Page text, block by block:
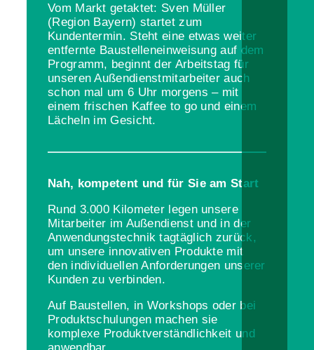
Vom Markt getaktet: Sven Müller
(Region Bayern) startet zum
Kundentermin. Steht eine etwas weiter
entfernte Baustelleneinweisung auf dem
Programm, beginnt der Arbeitstag für
unseren Außendienstmitarbeiter auch
schon mal um 6 Uhr morgens – mit
einem frischen Kaffee to go und einem
Lächeln im Gesicht.
Nah, kompetent und für Sie am Start
Rund 3.000 Kilometer legen unsere
Mitarbeiter im Außendienst und in der
Anwendungstechnik tagtäglich zurück,
um unsere innovativen Produkte mit
den individuellen Anforderungen unserer
Kunden zu verbinden.
Auf Baustellen, in Workshops oder bei
Produktschulungen machen sie
komplexe Produktverständlichkeit und